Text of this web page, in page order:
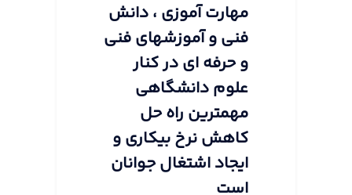
مهارت آموزی ، دانش
فنی و آموزشهای فنی
و حرفه ای در کنار
علوم دانشگاهی
مهمترین راه حل
کاهش نرخ بیکاری و
ایجاد اشتغال جوانان
است